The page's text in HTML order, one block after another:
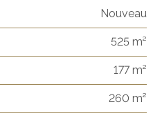
Nouveau
525 m²
177 m²
260 m²